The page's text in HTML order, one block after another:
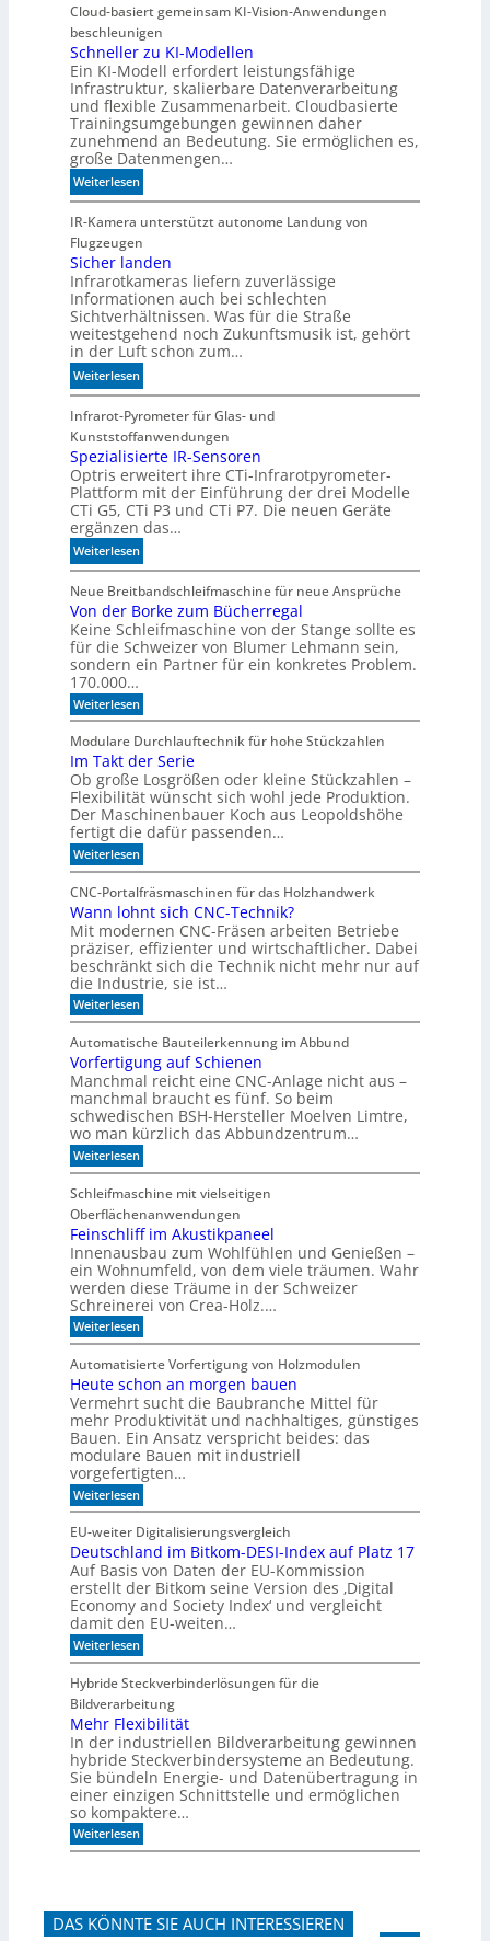
e
n
n
d
i
e
K
I
m
i
t
d
e
n
k
t
Cloud-basiert gemeinsam KI-Vision-Anwendungen
beschleunigen
Schneller zu KI-Modellen
Ein KI-Modell erfordert leistungsfähige
Infrastruktur, skalierbare Datenverarbeitung
und flexible Zusammenarbeit. Cloudbasierte
Trainingsumgebungen gewinnen daher
zunehmend an Bedeutung. Sie ermöglichen es,
große Datenmengen…
Weiterlesen:
S
c
h
n
e
l
l
e
r
z
u
K
I
-
M
o
d
e
l
l
e
n
IR-Kamera unterstützt autonome Landung von
Flugzeugen
Sicher landen
Infrarotkameras liefern zuverlässige
Informationen auch bei schlechten
Sichtverhältnissen. Was für die Straße
weitestgehend noch Zukunftsmusik ist, gehört
in der Luft schon zum…
Weiterlesen:
S
i
c
h
e
r
a
n
d
e
n
Infrarot-Pyrometer für Glas- und
Kunststoffanwendungen
Spezialisierte IR-Sensoren
Optris erweitert ihre CTi-Infrarotpyrometer-
Plattform mit der Einführung der drei Modelle
CTi G5, CTi P3 und CTi P7. Die neuen Geräte
ergänzen das…
Weiterlesen:
S
p
e
z
a
i
s
i
e
t
e
I
R
-
e
n
s
o
r
e
n
Neue Breitbandschleifmaschine für neue Ansprüche
Von der Borke zum Bücherregal
Keine Schleifmaschine von der Stange sollte es
für die Schweizer von Blumer Lehmann sein,
sondern ein Partner für ein konkretes Problem.
170.000…
Weiterlesen:
V
o
n
d
e
r
B
o
r
k
e
z
u
m
B
ü
c
h
e
r
r
e
a
l
Modulare Durchlauftechnik für hohe Stückzahlen
Im Takt der Serie
Ob große Losgrößen oder kleine Stückzahlen –
Flexibilität wünscht sich wohl jede Produktion.
Der Maschinenbauer Koch aus Leopoldshöhe
fertigt die dafür passenden…
Weiterlesen:
I
T
a
k
t
d
e
r
S
e
r
i
e
CNC-Portalfräsmaschinen für das Holzhandwerk
Wann lohnt sich CNC-Technik?
Mit modernen CNC-Fräsen arbeiten Betriebe
präziser, effizienter und wirtschaftlicher. Dabei
beschränkt sich die Technik nicht mehr nur auf
die Industrie, sie ist…
Weiterlesen:
W
a
n
n
l
o
h
n
t
s
i
h
C
N
C
-
T
e
c
h
n
k
?
Automatische Bauteilerkennung im Abbund
Vorfertigung auf Schienen
Manchmal reicht eine CNC-Anlage nicht aus –
manchmal braucht es fünf. So beim
schwedischen BSH-Hersteller Moelven Limtre,
wo man kürzlich das Abbundzentrum…
Weiterlesen:
V
r
f
e
r
t
i
g
u
g
u
f
S
c
h
i
e
n
n
Schleifmaschine mit vielseitigen
Oberflächenanwendungen
Feinschliff im Akustikpaneel
Innenausbau zum Wohlfühlen und Genießen –
ein Wohnumfeld, von dem viele träumen. Wahr
werden diese Träume in der Schweizer
Schreinerei von Crea-Holz.…
Weiterlesen:
F
i
n
s
c
h
l
i
f
f
i
m
A
k
u
s
t
i
k
p
a
n
e
e
l
Automatisierte Vorfertigung von Holzmodulen
Heute schon an morgen bauen
Vermehrt sucht die Baubranche Mittel für
mehr Produktivität und nachhaltiges, günstiges
Bauen. Ein Ansatz verspricht beides: das
modulare Bauen mit industriell
vorgefertigten…
Weiterlesen:
H
e
u
t
e
s
c
h
o
n
a
m
o
r
g
e
n
b
a
u
e
n
EU-weiter Digitalisierungsvergleich
Deutschland im Bitkom-DESI-Index auf Platz 17
Auf Basis von Daten der EU-Kommission
erstellt der Bitkom seine Version des ‚Digital
Economy and Society Index‘ und vergleicht
damit den EU-weiten…
Weiterlesen:
D
u
t
s
c
h
l
a
n
d
i
m
o
m
Hybride Steckverbinderlösungen für die
Bildverarbeitung
Mehr Flexibilität
In der industriellen Bildverarbeitung gewinnen
hybride Steckverbindersysteme an Bedeutung.
Sie bündeln Energie- und Datenübertragung in
einer einzigen Schnittstelle und ermöglichen
so kompaktere…
Weiterlesen:
M
F
l
DAS KÖNNTE SIE AUCH INTERESSIEREN